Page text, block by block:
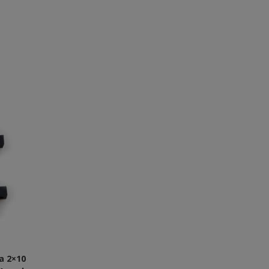
2×10